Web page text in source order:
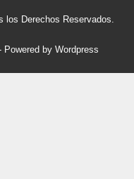
los Derechos Reservados.
Powered by Wordpress